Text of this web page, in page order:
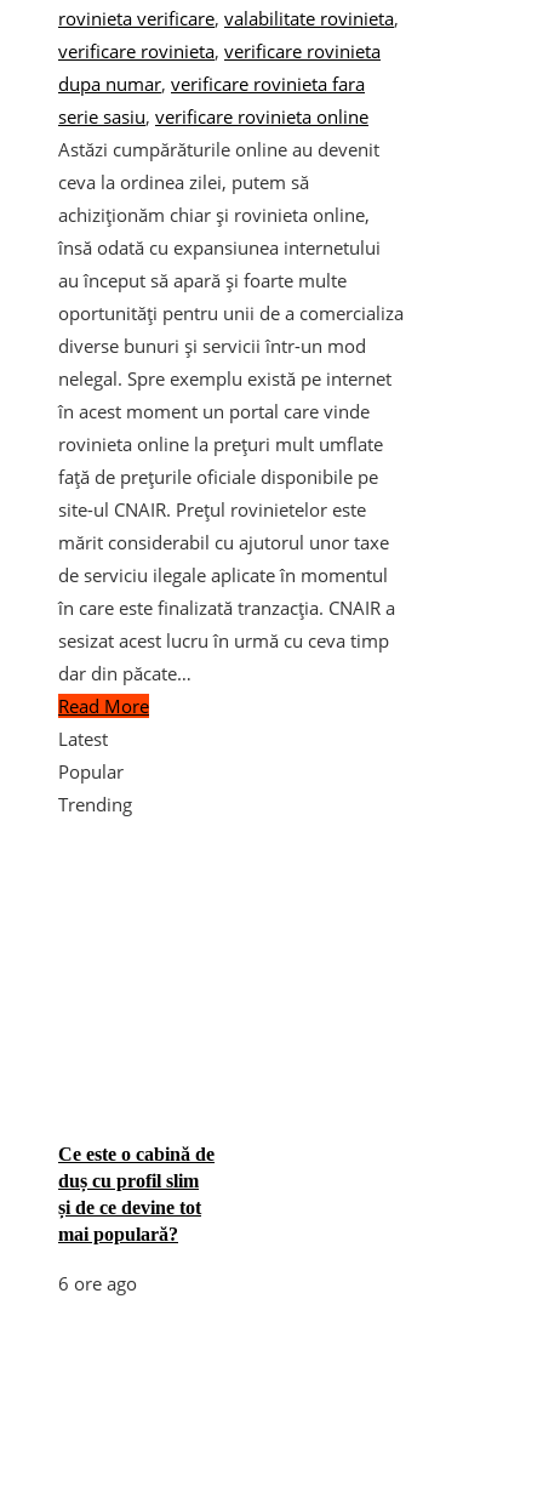
rovinieta verificare, valabilitate rovinieta,
verificare rovinieta, verificare rovinieta
dupa numar, verificare rovinieta fara
serie sasiu, verificare rovinieta online
Astăzi cumpărăturile online au devenit
ceva la ordinea zilei, putem să
achiziționăm chiar și rovinieta online,
însă odată cu expansiunea internetului
au început să apară și foarte multe
oportunități pentru unii de a comercializa
diverse bunuri și servicii într-un mod
nelegal. Spre exemplu există pe internet
în acest moment un portal care vinde
rovinieta online la prețuri mult umflate
față de prețurile oficiale disponibile pe
site-ul CNAIR. Prețul rovinietelor este
mărit considerabil cu ajutorul unor taxe
de serviciu ilegale aplicate în momentul
în care este finalizată tranzacția. CNAIR a
sesizat acest lucru în urmă cu ceva timp
dar din păcate…
Read More
Latest
Popular
Trending
Ce este o cabină de
duș cu profil slim
și de ce devine tot
mai populară?
6 ore ago